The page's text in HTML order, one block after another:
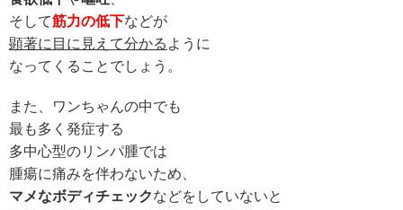
そして筋力の低下などが
顕著に目に見えて分かる ように
なってくることでしょう。
また、ワンちゃんの中でも
最も多く発症する
多中心型のリンパ腫では
腫瘍に痛みを伴わないため、
マメなボディチェックなどをしていないと